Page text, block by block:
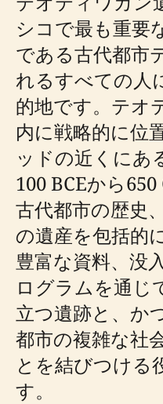
シコで最も重要
である古代都市
れるすべての人
的地です。テオ
内に戦略的に位
ッドの近くにあ
100 BCEから
古代都市の歴史
の遺産を包括的
豊富な資料、没
ログラムを通じ
立つ遺跡と、か
都市の複雑な社
とを結びつける
す。